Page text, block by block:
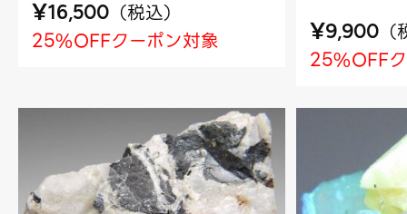
¥16,500 （税込）
25%OFFクーポン対象
¥9,900 （
25%OFF